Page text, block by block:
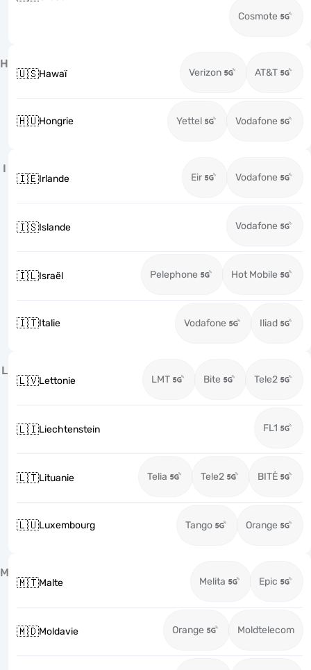
Cosmote
H
🇺🇸Hawaï Verizon AT&T
🇭🇺Hongrie Yettel Vodafone
I
🇮🇪Irlande Eir Vodafone
🇮🇸Islande Vodafone
🇮🇱Israël Pelephone Hot Mobile
🇮🇹Italie Vodafone Iliad
L
🇱🇻Lettonie LMT Bite Tele2
🇱🇮Liechtenstein FL1
🇱🇹Lituanie Telia Tele2 BITĖ
🇱🇺Luxembourg Tango Orange
M
🇲🇹Malte Melita Epic
🇲🇩Moldavie Orange Moldtelecom